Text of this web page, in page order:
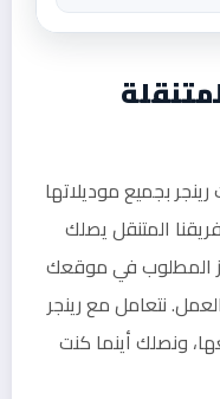
بجميع موديلاتها
المتنقل يصلك
المطلوب في موقعك
نتعامل مع رينجر
ونصلك أينما كنت